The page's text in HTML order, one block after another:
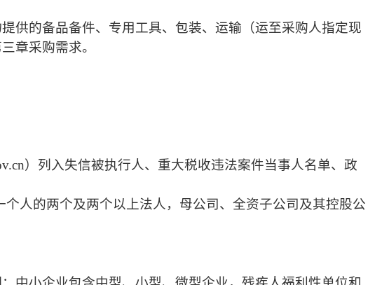
供的备品备件、专用工具、包装、运输（运至采购人指定现
章采购需求。
）列入失信被执行人、重大税收违法案件当事人名单、政
人的两个及两个以上法人，母公司、全资子公司及其控股公